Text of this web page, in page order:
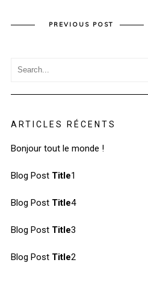
PREVIOUS POST
ARTICLES RÉCENTS
Bonjour tout le monde !
Blog Post Title1
Blog Post Title4
Blog Post Title3
Blog Post Title2